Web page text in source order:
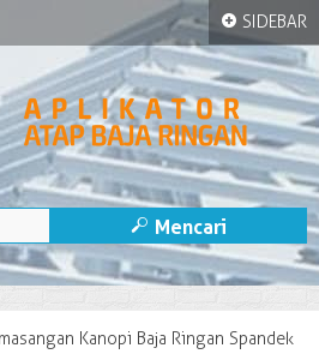
M Mencari
Kanopi Baja Ringan Spandek
+ SIDEBAR